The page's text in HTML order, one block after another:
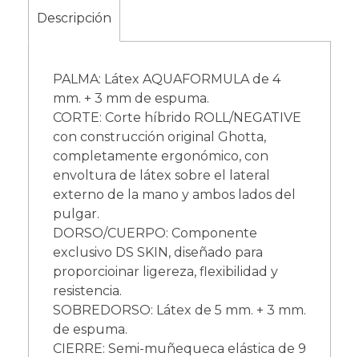
Descripción
PALMA: Látex AQUAFORMULA de 4
mm. + 3 mm de espuma.
CORTE: Corte híbrido ROLL/NEGATIVE
con construcción original Ghotta,
completamente ergonómico, con
envoltura de látex sobre el lateral
externo de la mano y ambos lados del
pulgar.
DORSO/CUERPO: Componente
exclusivo DS SKIN, diseñado para
proporcioinar ligereza, flexibilidad y
resistencia.
SOBREDORSO: Látex de 5 mm. + 3 mm.
de espuma.
CIERRE: Semi-muñequeca elástica de 9